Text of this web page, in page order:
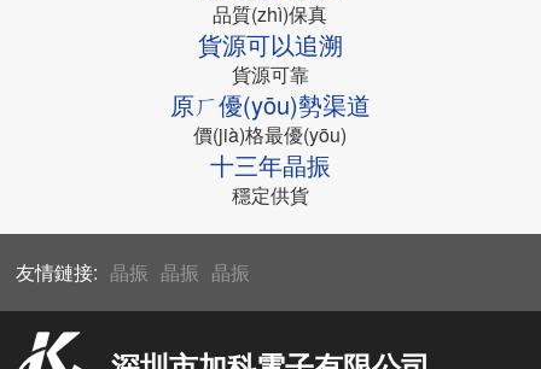
品質(zhì)保真
貨源可以追溯
貨源可靠
原ㄏ優(yōu)勢渠道
價(jià)格最優(yōu)
十三年晶振
穩定供貨
友情鏈接: 晶振 晶振 晶振